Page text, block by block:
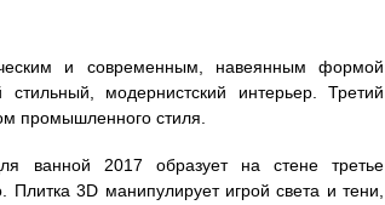
и современным, навеянным формой
модернистский интерьер. Третий
промышленного стиля.
ванной 2017 образует на стене третье
3D манипулирует игрой света и тени,